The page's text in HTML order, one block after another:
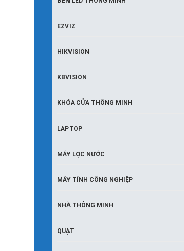
EZVIZ
HIKVISION
KBVISION
KHÓA CỬA THÔNG MINH
LAPTOP
MÁY LỌC NƯỚC
MÁY TÍNH CÔNG NGHIỆP
NHÀ THÔNG MINH
QUẠT